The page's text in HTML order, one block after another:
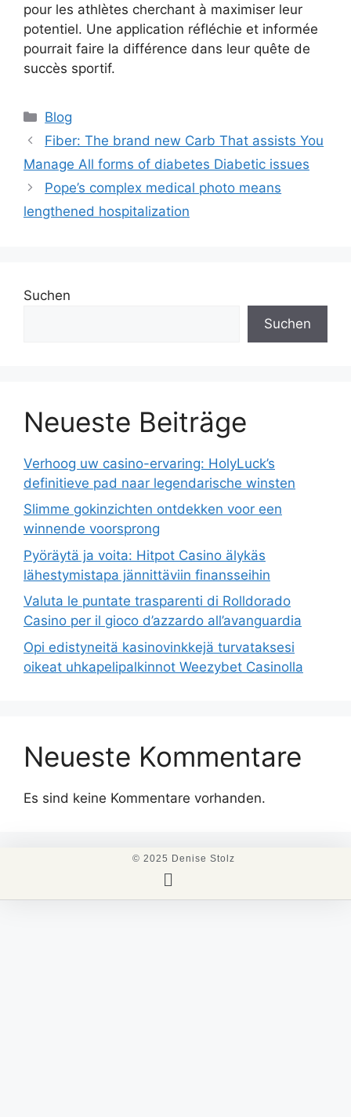
pour les athlètes cherchant à maximiser leur
potentiel. Une application réfléchie et informée
pourrait faire la différence dans leur quête de
succès sportif.
Blog
Fiber: The brand new Carb That assists You
Manage All forms of diabetes Diabetic issues
Pope’s complex medical photo means
lengthened hospitalization
Suchen
Suchen
Neueste Beiträge
Verhoog uw casino-ervaring: HolyLuck’s
definitieve pad naar legendarische winsten
Slimme gokinzichten ontdekken voor een
winnende voorsprong
Pyöräytä ja voita: Hitpot Casino älykäs
lähestymistapa jännittäviin finansseihin
Valuta le puntate trasparenti di Rolldorado
Casino per il gioco d’azzardo all’avanguardia
Opi edistyneitä kasinovinkkejä turvataksesi
oikeat uhkapelipalkinnot Weezybet Casinolla
Neueste Kommentare
Es sind keine Kommentare vorhanden.
© 2025 Denise Stolz